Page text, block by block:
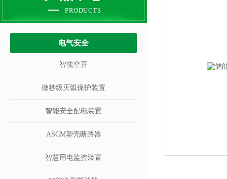
PRODUCTS
电气安全
智能空开
微秒级灭弧保护装置
智能安全配电装置
ASCM塑壳断路器
智慧用电监控装置